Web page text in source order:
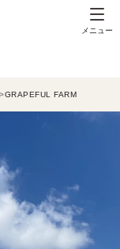
メニュー
GRAPEFUL FARM